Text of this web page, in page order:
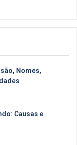
Nomes,
Causas e